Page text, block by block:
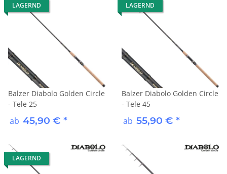
LAGERND
Balzer Diabolo Golden Circle
- Tele 25
ab 45,90 € *
LAGERND
Balzer Diabolo Golden Circle
- Tele 45
ab 55,90 € *
LAGERND